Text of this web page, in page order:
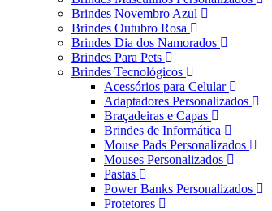
Brindes Novembro Azul
Brindes Outubro Rosa
Brindes Dia dos Namorados
Brindes Para Pets
Brindes Tecnológicos
Acessórios para Celular
Adaptadores Personalizados
Braçadeiras e Capas
Brindes de Informática
Mouse Pads Personalizados
Mouses Personalizados
Pastas
Power Banks Personalizados
Protetores